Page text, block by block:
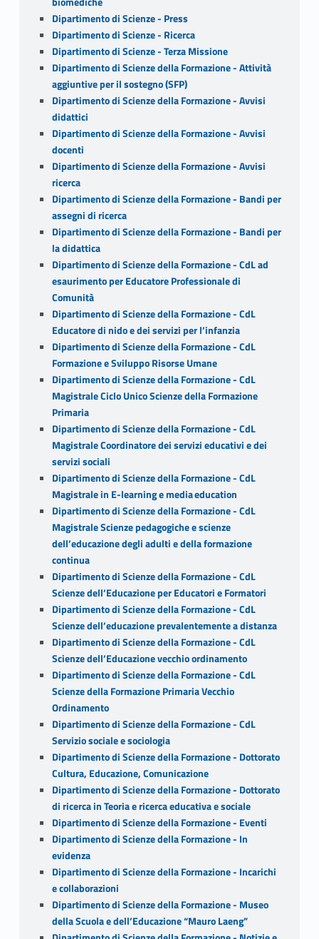
Dipartimento di Scienze - Press
Dipartimento di Scienze - Ricerca
Dipartimento di Scienze - Terza Missione
Dipartimento di Scienze della Formazione - Attività
aggiuntive per il sostegno (SFP)
Dipartimento di Scienze della Formazione - Avvisi
didattici
Dipartimento di Scienze della Formazione - Avvisi
docenti
Dipartimento di Scienze della Formazione - Avvisi
ricerca
Dipartimento di Scienze della Formazione - Bandi per
assegni di ricerca
Dipartimento di Scienze della Formazione - Bandi per
la didattica
Dipartimento di Scienze della Formazione - CdL ad
esaurimento per Educatore Professionale di
Comunità
Dipartimento di Scienze della Formazione - CdL
Educatore di nido e dei servizi per l’infanzia
Dipartimento di Scienze della Formazione - CdL
Formazione e Sviluppo Risorse Umane
Dipartimento di Scienze della Formazione - CdL
Magistrale Ciclo Unico Scienze della Formazione
Primaria
Dipartimento di Scienze della Formazione - CdL
Magistrale Coordinatore dei servizi educativi e dei
servizi sociali
Dipartimento di Scienze della Formazione - CdL
Magistrale in E-learning e media education
Dipartimento di Scienze della Formazione - CdL
Magistrale Scienze pedagogiche e scienze
dell’educazione degli adulti e della formazione
continua
Dipartimento di Scienze della Formazione - CdL
Scienze dell’Educazione per Educatori e Formatori
Dipartimento di Scienze della Formazione - CdL
Scienze dell’educazione prevalentemente a distanza
Dipartimento di Scienze della Formazione - CdL
Scienze dell’Educazione vecchio ordinamento
Dipartimento di Scienze della Formazione - CdL
Scienze della Formazione Primaria Vecchio
Ordinamento
Dipartimento di Scienze della Formazione - CdL
Servizio sociale e sociologia
Dipartimento di Scienze della Formazione - Dottorato
Cultura, Educazione, Comunicazione
Dipartimento di Scienze della Formazione - Dottorato
di ricerca in Teoria e ricerca educativa e sociale
Dipartimento di Scienze della Formazione - Eventi
Dipartimento di Scienze della Formazione - In
evidenza
Dipartimento di Scienze della Formazione - Incarichi
e collaborazioni
Dipartimento di Scienze della Formazione - Museo
della Scuola e dell’Educazione “Mauro Laeng”